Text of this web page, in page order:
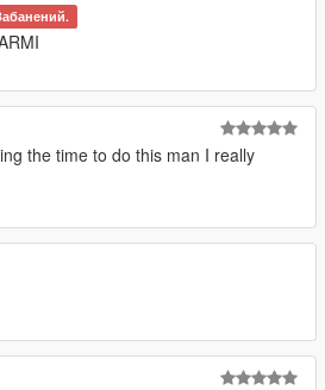
the time to do this man I really